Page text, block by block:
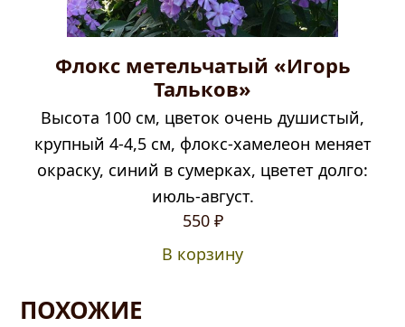
Флокс метельчатый «Игорь
Тальков»
Высота 100 см, цветок очень душистый,
крупный 4-4,5 см, флокс-хамелеон меняет
окраску, синий в сумерках, цветет долго:
июль-август.
550 ₽
В корзину
ПОХОЖИЕ